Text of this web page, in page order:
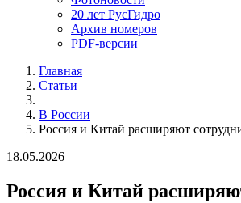
20 лет РусГидро
Архив номеров
PDF-версии
Главная
Статьи
В России
Россия и Китай расширяют
18.05.2026
Россия и Китай